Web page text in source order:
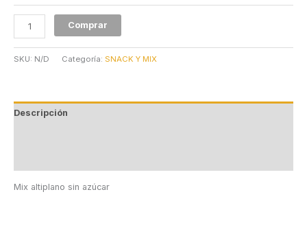
Comprar
SKU: N/D Categoría: SNACK Y MIX
Descripción
Mix altiplano sin azúcar